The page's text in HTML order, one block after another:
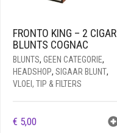
FRONTO KING – 2 CIGAR
BLUNTS COGNAC
BLUNTS, GEEN CATEGORIE,
HEADSHOP, SIGAAR BLUNT,
VLOEI, TIP & FILTERS
€ 5,00